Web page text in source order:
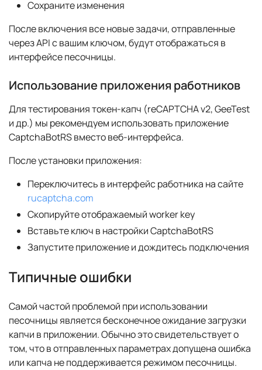
Сохраните изменения
После включения все новые задачи, отправленные
через API с вашим ключом, будут отображаться в
интерфейсе песочницы.
Использование приложения работников
Для тестирования токен-капч (reCAPTCHA v2, GeeTest
и др.) мы рекомендуем использовать приложение
CaptchaBotRS вместо веб-интерфейса.
После установки приложения:
Переключитесь в интерфейс работника на сайте
rucaptcha.com
Скопируйте отображаемый worker key
Вставьте ключ в настройки CaptchaBotRS
Запустите приложение и дождитесь подключения
Типичные ошибки
Самой частой проблемой при использовании
песочницы является бесконечное ожидание загрузки
капчи в приложении. Обычно это свидетельствует о
том, что в отправленных параметрах допущена ошибка
или капча не поддерживается режимом песочницы.